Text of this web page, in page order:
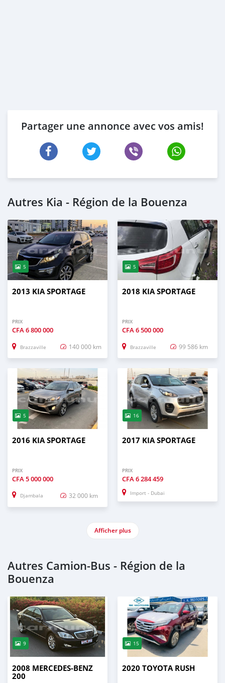
Partager une annonce avec vos amis!
Autres Kia - Région de la Bouenza
5
2013 KIA SPORTAGE
PRIX
CFA6 800 000
Brazzaville 140 000 km
5
2018 KIA SPORTAGE
PRIX
CFA6 500 000
Brazzaville 99 586 km
5
2016 KIA SPORTAGE
PRIX
CFA 5 000 000
Djambala 32 000 km
16
2017 KIA SPORTAGE
PRIX
CFA 6 284 459
Import - Dubai
Afficher plus
Autres Camion‒Bus - Région de la
Bouenza
9
2008 MERCEDES-BENZ
200
15
2020 TOYOTA RUSH